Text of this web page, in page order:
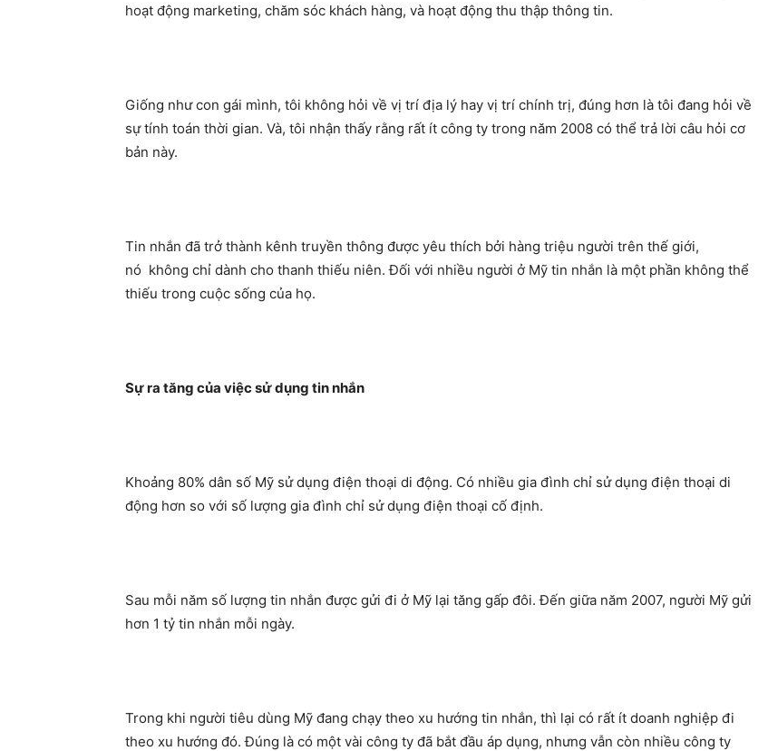
hoạt động marketing, chăm sóc khách hàng, và hoạt động thu thập thông tin.
Giống như con gái mình, tôi không hỏi về vị trí địa lý hay vị trí chính trị, đúng hơn là tôi đang hỏi về
sự tính toán thời gian. Và, tôi nhận thấy rằng rất ít công ty trong năm 2008 có thể trả lời câu hỏi cơ
bản này.
Tin nhắn đã trở thành kênh truyền thông được yêu thích bởi hàng triệu người trên thế giới,
nó không chỉ dành cho thanh thiếu niên. Đối với nhiều người ở Mỹ tin nhắn là một phần không thể
thiếu trong cuộc sống của họ.
Sự ra tăng của việc sử dụng tin nhắn
Khoảng 80% dân số Mỹ sử dụng điện thoại di động. Có nhiều gia đình chỉ sử dụng điện thoại di
động hơn so với số lượng gia đình chỉ sử dụng điện thoại cố định.
Sau mỗi năm số lượng tin nhắn được gửi đi ở Mỹ lại tăng gấp đôi. Đến giữa năm 2007, người Mỹ gửi
hơn 1 tỷ tin nhắn mỗi ngày.
Trong khi người tiêu dùng Mỹ đang chạy theo xu hướng tin nhắn, thì lại có rất ít doanh nghiệp đi
theo xu hướng đó. Đúng là có một vài công ty đã bắt đầu áp dụng, nhưng vẫn còn nhiều công ty